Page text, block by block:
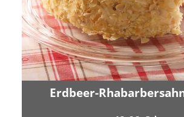
Erdbeer-